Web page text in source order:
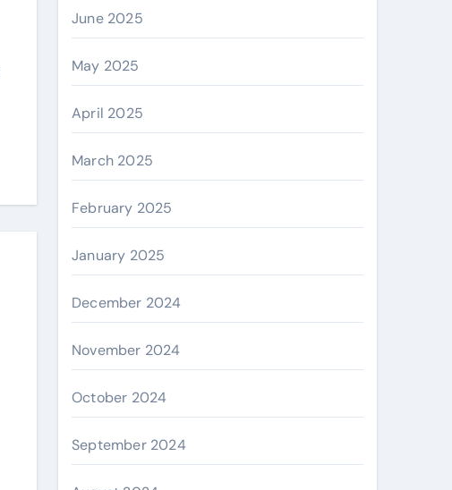
June 2025
May 2025
April 2025
March 2025
February 2025
January 2025
December 2024
November 2024
October 2024
September 2024